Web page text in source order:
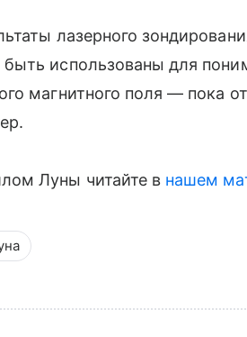
лазерного
использованы для
магнитного поля — пока
Луны читайте в нашем